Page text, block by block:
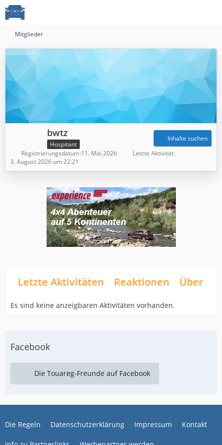
Mitglieder
bwtz
Hospitant
Inhalte suchen
Registrierungsdatum 11. Mai 2026
Letzte Aktivität
3. August 2026 um 22:21
Letzte Aktivitäten Reaktionen Über
Es sind keine anzeigbaren Aktivitäten vorhanden.
Facebook
Die Touareg-Freunde auf Facebook
Die Regeln Datenschutzerklärung Impressum Kontakt